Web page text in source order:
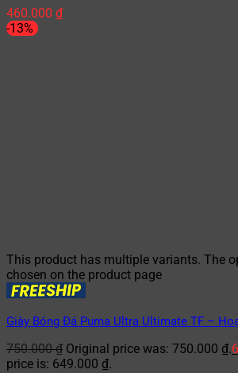
460.000 ₫
-13%
This product has multiple variants. The
chosen on the product page
Giày Bóng Đá Puma Ultra Ultimate TF –
750.000₫ Original price was: 750.000 ₫.
price is: 649.000 ₫.